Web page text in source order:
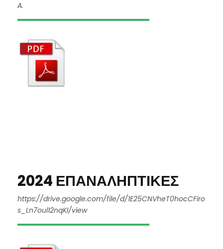
A.
2024 ΕΠΑΝΑΛΗΠΤΙΚΕΣ
https://drive.google.com/file/d/1E25CNVheT0hocCFiro
s_Ln7oul12nqKI/view